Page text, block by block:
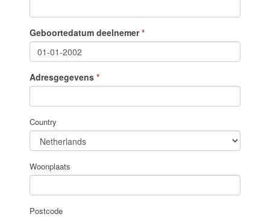
Geboortedatum deelnemer*
Adresgegevens*
Country
Woonplaats
Postcode